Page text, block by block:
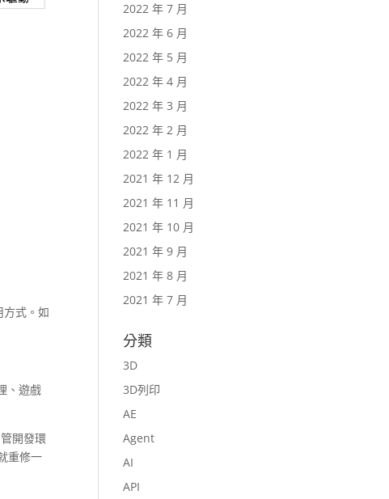
式。如
、遊戲
開發環
重修一
2022 年 7 月
2022 年 6 月
2022 年 5 月
2022 年 4 月
2022 年 3 月
2022 年 2 月
2022 年 1 月
2021 年 12 月
2021 年 11 月
2021 年 10 月
2021 年 9 月
2021 年 8 月
2021 年 7 月
分類
3D
3D列印
AE
Agent
AI
API